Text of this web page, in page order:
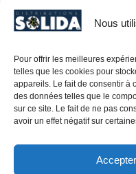
Nous
Pour offrir les meilleures
telles que les cookies pour
appareils. Le fait de consentir à
des données telles que le
sur ce site. Le fait de ne pas
avoir un effet négatif sur
Indian & Medit.
SPECTRUM
NO. 40AG607 À